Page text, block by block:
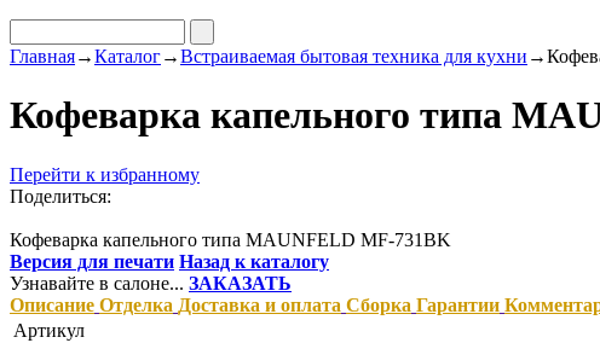
Главная→Каталог→Встраиваемая бытовая техника для кухни →
Кофеварка капельного типа
Перейти к избранному
Поделиться:
Кофеварка капельного типа MAUNFELD MF-731BK
Версия для печати Назад к каталогу
Узнавайте в салоне... ЗАКАЗАТЬ
Описание Отделка Доставка и оплата Сборка Гарантии
Артикул